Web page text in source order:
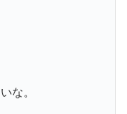
な。